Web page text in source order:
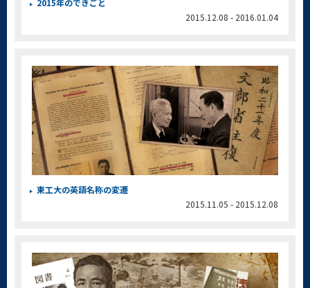
2015.12.08 - 2016.01.04
東工大の英語名称の変遷
2015.11.05 - 2015.12.08